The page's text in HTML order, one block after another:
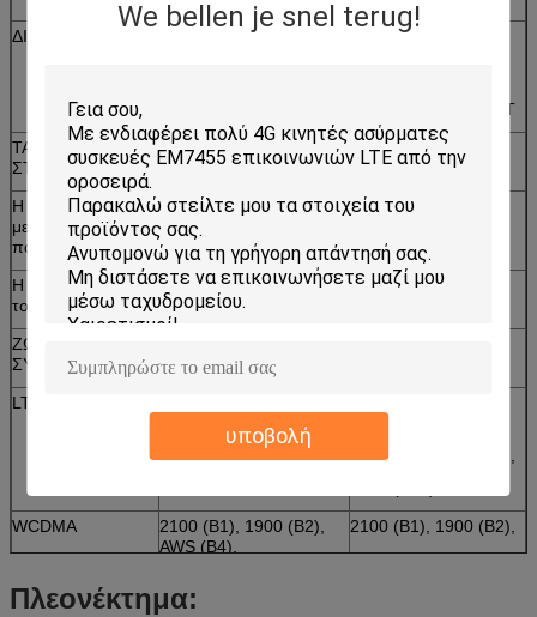
We bellen je snel terug!
υποβολή
ΔΙΕΠΑΦΗ ΑΕΡΑ
LTE, HSPA+,
LTE, HSPA+,
περιστροφή Α, 1xRTT
ΤΑΧΥΤΗΤΑ
ΣΤΟΙΧΕΙΩΝ
Η αιχμή
μεταφορτώνει το
ποσοστό
100 Mbps 100 Mbps
Η αιχμή φορτώνει
το ποσοστό
50 Mbps 50 Mbps
ΖΩΝΕΣ
ΣΥΧΝΟΤΗΤΑΣ
LTE
850 (B5), 700 (B13), 700
700 (B13), 700 (B17),
WCDMA
2100 (B1), 1900 (B2),
AWS (B4),
2100 (B1), 1900 (B2),
AWS (B4),
Πλεονέκτημα: